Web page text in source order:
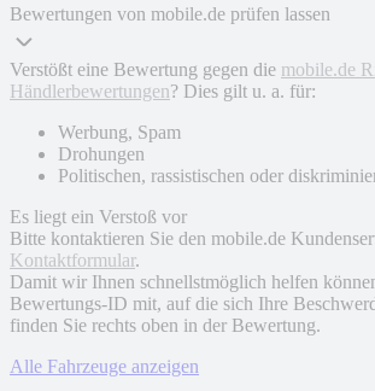
Bewertungen von mobile.de prüfen lassen
Verstößt eine Bewertung gegen die mobile.de
Händlerbewertungen? Dies gilt u. a. für:
Werbung, Spam
Drohungen
Politischen, rassistischen oder
Es liegt ein Verstoß vor
Bitte kontaktieren Sie den mobile.de
Kontaktformular.
Damit wir Ihnen schnellstmöglich helfen
Bewertungs-ID mit, auf die sich Ihre
finden Sie rechts oben in der Bewertung.
Alle Fahrzeuge anzeigen